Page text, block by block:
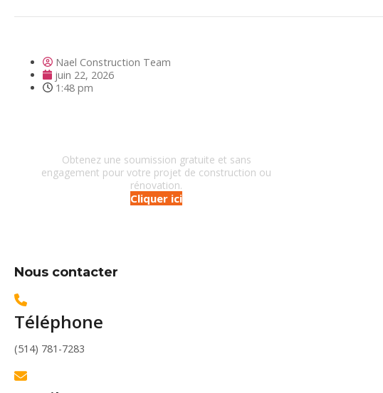
Nael Construction Team
juin 22, 2026
1:48 pm
Obtenez une soumission gratuite et sans
engagement pour votre projet de construction ou
rénovation.
Cliquer ici
Nous contacter
Téléphone
(514) 781-7283